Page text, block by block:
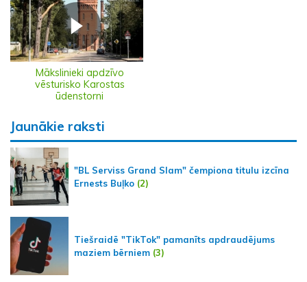
Mākslinieki apdzīvo
vēsturisko Karostas
ūdenstorni
Jaunākie raksti
"BL Serviss Grand Slam" čempiona titulu izcīna
Ernests Buļko (2)
Tiešraidē "TikTok" pamanīts apdraudējums
maziem bērniem (3)